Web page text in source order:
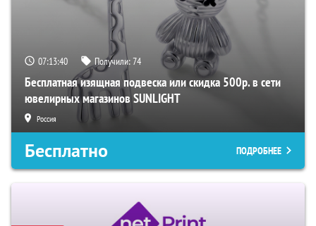
07:13:39 Получили:74
Бесплатная изящная подвеска или скидка 500р. в сети
ювелирных магазинов SUNLIGHT
Россия
Бесплатно ПОДРОБНЕЕ